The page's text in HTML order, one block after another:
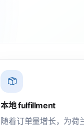
本地 fulfillment
随着订单量增长，为荷